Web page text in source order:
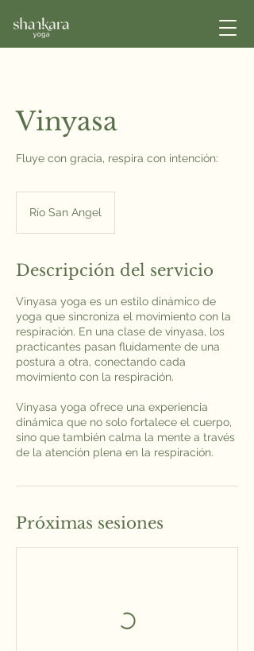
Vinyasa
Fluye con gracia, respira con intención:
Río San Angel
Descripción del servicio
Vinyasa yoga es un estilo dinámico de
yoga que sincroniza el movimiento con la
respiración. En una clase de vinyasa, los
practicantes pasan fluidamente de una
postura a otra, conectando cada
movimiento con la respiración.
Vinyasa yoga ofrece una experiencia
dinámica que no solo fortalece el cuerpo,
sino que también calma la mente a través
de la atención plena en la respiración.
Próximas sesiones